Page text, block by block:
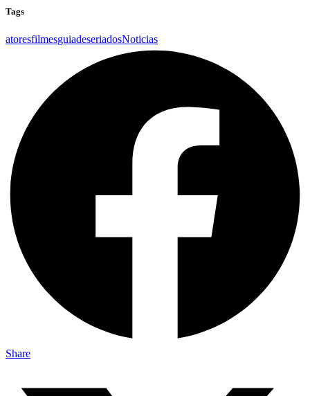
Tags
atoresfilmesguiadeseriadosNoticias
Share